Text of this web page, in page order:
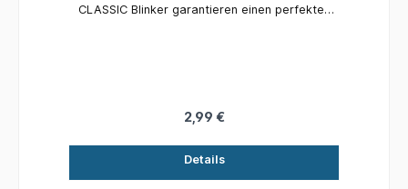
CLASSIC Blinker garantieren einen perfekten
2,99 €
Details